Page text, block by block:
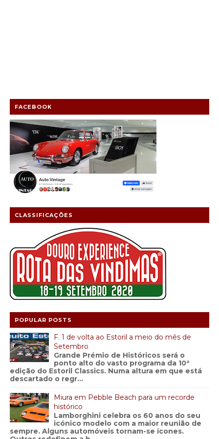
FACEBOOK
CLASSIFICAÇÕES
POPULAR POSTS
F. 1 de volta ao Estoril a meio do mês de
Setembro
Grande Prémio de Históricos será o
ponto alto do vasto programa da 10ª
edição do Estoril Classics. Numa altura em que está
descartado o regr...
Miura em Pebble Beach para um recorde
histórico
Lamborghini celebra os 60 anos do seu
icónico modelo com a maior reunião de
sempre. Alguns automóveis tornam-se ícones.